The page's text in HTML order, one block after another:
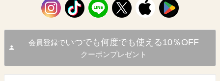
会員登録でいつでも何度でも使える10％OFF
クーポンプレゼント